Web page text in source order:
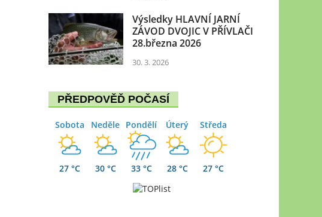
Výsledky HLAVNÍ JARNÍ
ZÁVOD DVOJIC V PŘÍVLAČI
28.března 2026
30. 3. 2026
PŘEDPOVĚĎ POČASÍ
Sobota
27 °C
Neděle
30 °C
Pondělí
33 °C
Úterý
28 °C
Středa
27 °C